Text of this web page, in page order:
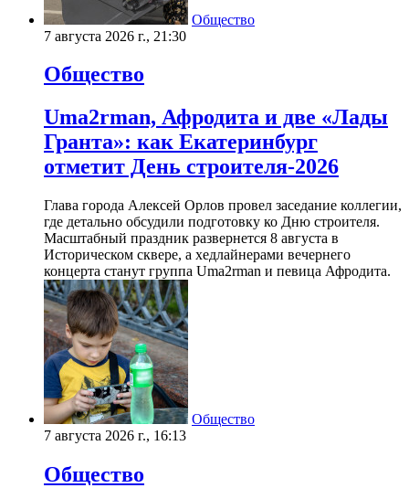
Общество
7 августа 2026 г., 21:30
Общество
Uma2rman, Афродита и две «Лады
Гранта»: как Екатеринбург
отметит День строителя-2026
Глава города Алексей Орлов провел заседание коллегии,
где детально обсудили подготовку ко Дню строителя.
Масштабный праздник развернется 8 августа в
Историческом сквере, а хедлайнерами вечернего
концерта станут группа Uma2rman и певица Афродита.
Общество
7 августа 2026 г., 16:13
Общество